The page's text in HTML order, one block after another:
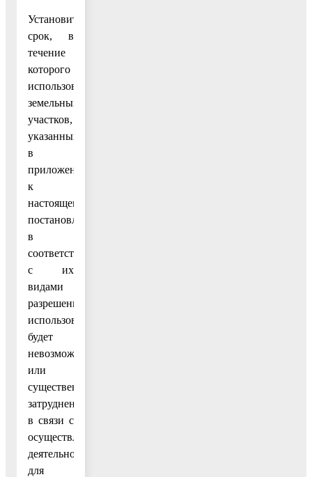
Установить
срок, в
течение
которого
использование
земельных
участков,
указанных
в
приложении
к
настоящему
постановлению,
в
соответствии
с их
видами
разрешенного
использования
будет
невозможно
или
существенно
затруднено
в связи с
осуществлением
деятельности,
для